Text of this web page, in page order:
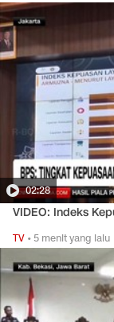
02:28
VIDEO: Indeks
TV • 5 menit yang lalu